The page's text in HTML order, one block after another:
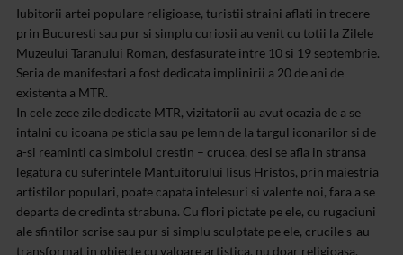
Iubitorii artei populare religioase, turistii straini aflati in trecere
prin Bucuresti sau pur si simplu curiosii au venit cu totii la Zilele
Muzeului Taranului Roman, desfasurate intre 10 si 19 septembrie.
Seria de manifestari a fost dedicata implinirii a 20 de ani de
existenta a MTR.
In cele zece zile dedicate MTR, vizitatorii au avut ocazia de a se
intalni cu icoana pe sticla sau pe lemn de la targul iconarilor si de
a-si reaminti ca simbolul crestin – crucea, desi se afla in stransa
legatura cu suferintele Mantuitorului Iisus Hristos, prin maiestria
artistilor populari, poate capata intelesuri si valente noi, fara a se
departa de credinta strabuna. Cu flori pictate pe ele, cu rugaciuni
ale sfintilor scrise sau pur si simplu sculptate pe ele, crucile s-au
transformat in obiecte cu valoare artistica, nu doar religioasa.